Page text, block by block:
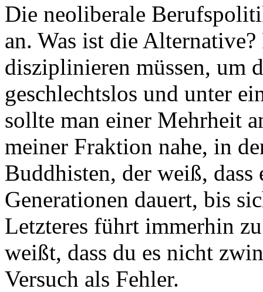
Die neoliberale
an. Was ist die
disziplinieren müssen, um
geschlechtslos und unter
sollte man einer Mehrheit
meiner Fraktion nahe, in
Buddhisten, der weiß,
Generationen dauert, bis
Letzteres führt immerhin
weißt, dass du es nicht
Versuch als Fehler.